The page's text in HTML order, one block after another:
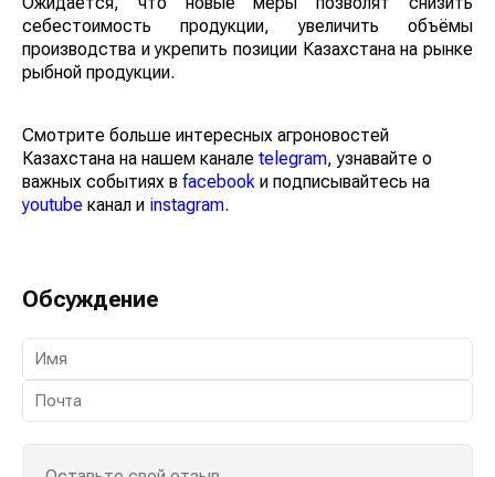
видеофиксация, ветеринарная документация.
Ожидается, что новые меры позволят снизить
себестоимость продукции, увеличить объёмы
рынке рыбной продукции.
Смотрите больше интересных агроновостей
Казахстана на нашем канале
Обсуждение